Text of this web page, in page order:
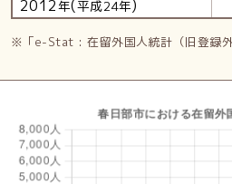
2012年(平成24年)
※「e-Stat : 在留外国人統計（旧登録